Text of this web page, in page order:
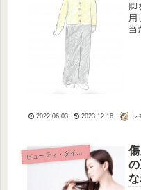
脚
用
当
2022.06.03 2023.12.16 レ
ビ
ューティ・ダイエット